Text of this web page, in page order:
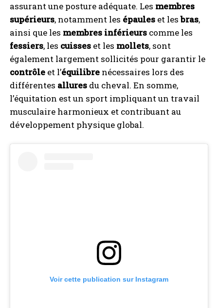
assurant une posture adéquate. Les membres
supérieurs, notamment les épaules et lesbras,
ainsi que les membres inférieurs comme les
fessiers, les cuisses et les mollets, sont
également largement sollicités pour garantir le
contrôle et l’équilibre nécessaires lors des
différentes allures du cheval. En somme,
l’équitation est un sport impliquant un travail
musculaire harmonieux et contribuant au
développement physique global.
Voir cette publication sur Instagram